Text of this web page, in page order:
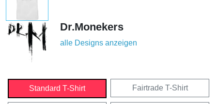
Dr.Monekers
alle Designs anzeigen
Standard T-Shirt Fairtrade T-Shirt